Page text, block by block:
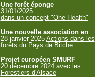
Une forêt éponge
31/01/2025
dans un concept "One Health"
Une nouvelle association en
28 janvier 2025 Actions dans les
forêts du Pays de Bitche
Projet européen SMURF
20 décembre 2024 avec les
Forestiers d'Alsace